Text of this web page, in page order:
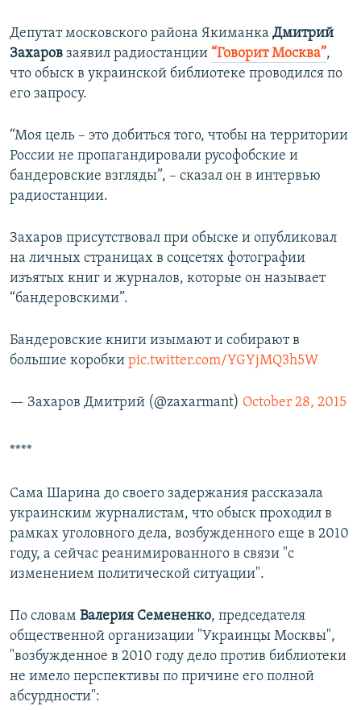
Депутат московского района Якиманка Дмитрий
Захаров заявил радиостанции “Говорит Москва”,
что обыск в украинской библиотеке проводился по
его запросу.
“Моя цель – это добиться того, чтобы на территории
России не пропагандировали русофобские и
бандеровские взгляды”, – сказал он в интервью
радиостанции.
Захаров присутствовал при обыске и опубликовал
на личных страницах в соцсетях фотографии
изъятых книг и журналов, которые он называет
“бандеровскими”.
Бандеровские книги изымают и собирают в
большие коробки pic.twitter.com/YGYjMQ3h5W
— Захаров Дмитрий (@zaxarmant) October 28, 2015
****
Сама Шарина до своего задержания рассказала
украинским журналистам, что обыск проходил в
рамках уголовного дела, возбужденного еще в 2010
году, а сейчас реанимированного в связи "с
изменением политической ситуации".
По словам Валерия Семененко, председателя
общественной организации "Украинцы Москвы",
"возбужденное в 2010 году дело против библиотеки
не имело перспективы по причине его полной
абсурдности": ​